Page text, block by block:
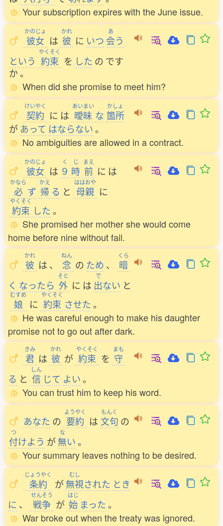
Your subscription expires with the June issue.
かのじょ
彼女 は
かれ
彼 に いつ
あ
会う
という
やくそく
約束 を した の です
か。
When did she promise to meet him?
けいやく
契約 に は
あいまい
曖昧 な
かしょ
箇所
が あって はならない。
No ambiguities are allowed in a contract.
かのじょ
彼女 は
く
９
じ
時
まえ
前 に は
かなら
必 ず
かえ
帰 る と
ははおや
母親 に
やくそく
約束 した。
She promised her mother she would come
home before nine without fail.
かれ
彼 は 、
ねん
念 の ため 、
くら
暗
く なったら
そと
外 に は
で
出ない と
むすめ
娘 に
やくそく
約束 させた。
He was careful enough to make his daughter
promise not to go out after dark.
きみ
君 は
かれ
彼 が
やくそく
約束 を
まも
守
る と
しん
信 じて よい。
You can trust him to keep his word.
あなた の
ようやく
要約 は
もんく
文句 の
つ
付けよう が
な
無い。
Your summary leaves nothing to be desired.
じょうやく
条約 が
むし
無視された とき
に 、
せんそう
戦争 が
はじ
始 まった。
War broke out when the treaty was ignored.